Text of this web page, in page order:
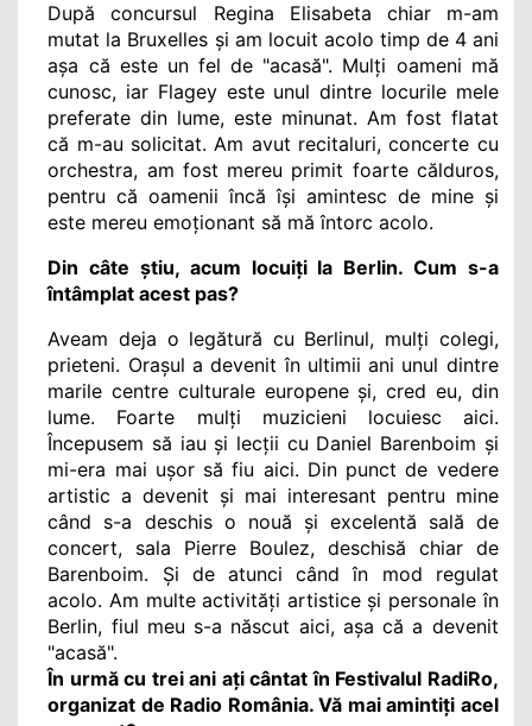
După concursul Regina Elisabeta chiar m-am
mutat la Bruxelles și am locuit acolo timp de 4 ani
așa că este un fel de "acasă". Mulți oameni mă
cunosc, iar Flagey este unul dintre locurile mele
preferate din lume, este minunat. Am fost flatat
că m-au solicitat. Am avut recitaluri, concerte cu
orchestra, am fost mereu primit foarte călduros,
pentru că oamenii încă își amintesc de mine și
este mereu emoționant să mă întorc acolo.
Din câte știu, acum locuiți la Berlin. Cum s-a
întâmplat acest pas?
Aveam deja o legătură cu Berlinul, mulți colegi,
prieteni. Orașul a devenit în ultimii ani unul dintre
marile centre culturale europene și, cred eu, din
lume. Foarte mulți muzicieni locuiesc aici.
Începusem să iau și lecții cu Daniel Barenboim și
mi-era mai ușor să fiu aici. Din punct de vedere
artistic a devenit și mai interesant pentru mine
când s-a deschis o nouă și excelentă sală de
concert, sala Pierre Boulez, deschisă chiar de
Barenboim. Și de atunci când în mod regulat
acolo. Am multe activități artistice și personale în
Berlin, fiul meu s-a născut aici, așa că a devenit
"acasă".
În urmă cu trei ani ați cântat în Festivalul RadiRo,
organizat de Radio România. Vă mai amintiți acel